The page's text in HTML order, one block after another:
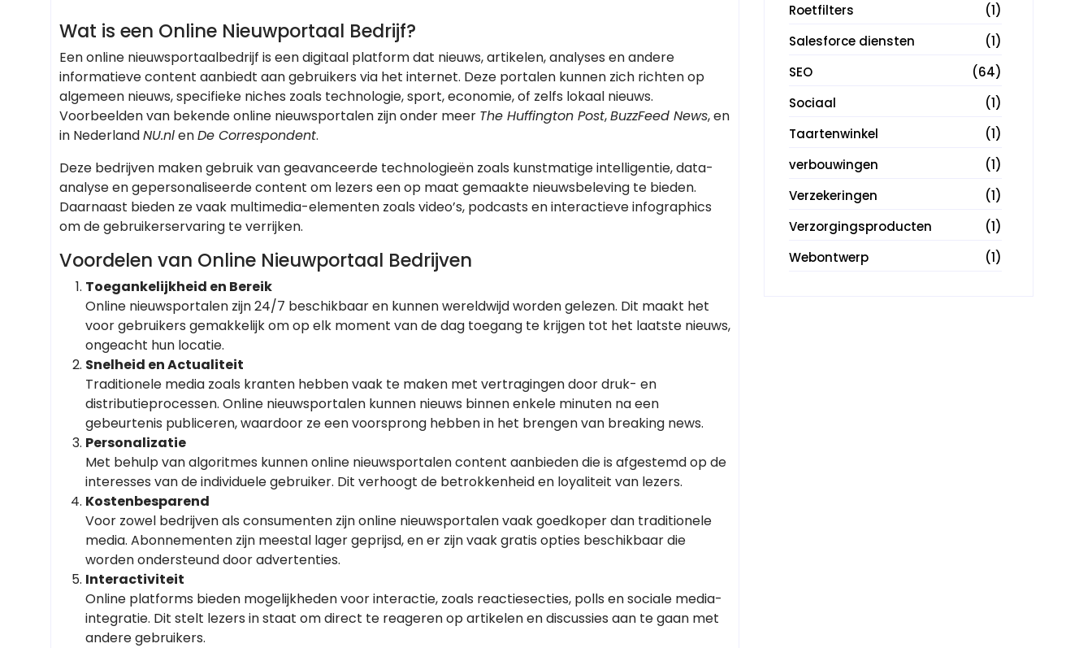
Wat is een Online Nieuwportaal Bedrijf?
Een online nieuwsportaalbedrijf is een digitaal platform dat nieuws, artikelen, analyses en andere
informatieve content aanbiedt aan gebruikers via het internet. Deze portalen kunnen zich richten op
algemeen nieuws, specifieke niches zoals technologie, sport, economie, of zelfs lokaal nieuws.
Voorbeelden van bekende online nieuwsportalen zijn onder meer The Huffington Post,BuzzFeed News, en
in NederlandNU.nlenDe Correspondent.
Deze bedrijven maken gebruik van geavanceerde technologieën zoals kunstmatige intelligentie, data-
analyse en gepersonaliseerde content om lezers een op maat gemaakte nieuwsbeleving te bieden.
Daarnaast bieden ze vaak multimedia-elementen zoals video’s, podcasts en interactieve infographics
om de gebruikerservaring te verrijken.
Voordelen van Online Nieuwportaal Bedrijven
Toegankelijkheid en Bereik
Online nieuwsportalen zijn 24/7 beschikbaar en kunnen wereldwijd worden gelezen. Dit maakt het
voor gebruikers gemakkelijk om op elk moment van de dag toegang te krijgen tot het laatste nieuws,
ongeacht hun locatie.
Snelheid en Actualiteit
Traditionele media zoals kranten hebben vaak te maken met vertragingen door druk- en
distributieprocessen. Online nieuwsportalen kunnen nieuws binnen enkele minuten na een
gebeurtenis publiceren, waardoor ze een voorsprong hebben in het brengen van breaking news.
Personalizatie
Met behulp van algoritmes kunnen online nieuwsportalen content aanbieden die is afgestemd op de
interesses van de individuele gebruiker. Dit verhoogt de betrokkenheid en loyaliteit van lezers.
Kostenbesparend
Voor zowel bedrijven als consumenten zijn online nieuwsportalen vaak goedkoper dan traditionele
media. Abonnementen zijn meestal lager geprijsd, en er zijn vaak gratis opties beschikbaar die
worden ondersteund door advertenties.
Interactiviteit
Online platforms bieden mogelijkheden voor interactie, zoals reactiesecties, polls en sociale media-
integratie. Dit stelt lezers in staat om direct te reageren op artikelen en discussies aan te gaan met
andere gebruikers.
Roetfilters
(1)
Salesforce diensten
(1)
SEO
(64)
Sociaal
(1)
Taartenwinkel
(1)
verbouwingen
(1)
Verzekeringen
(1)
Verzorgingsproducten
(1)
Webontwerp
(1)